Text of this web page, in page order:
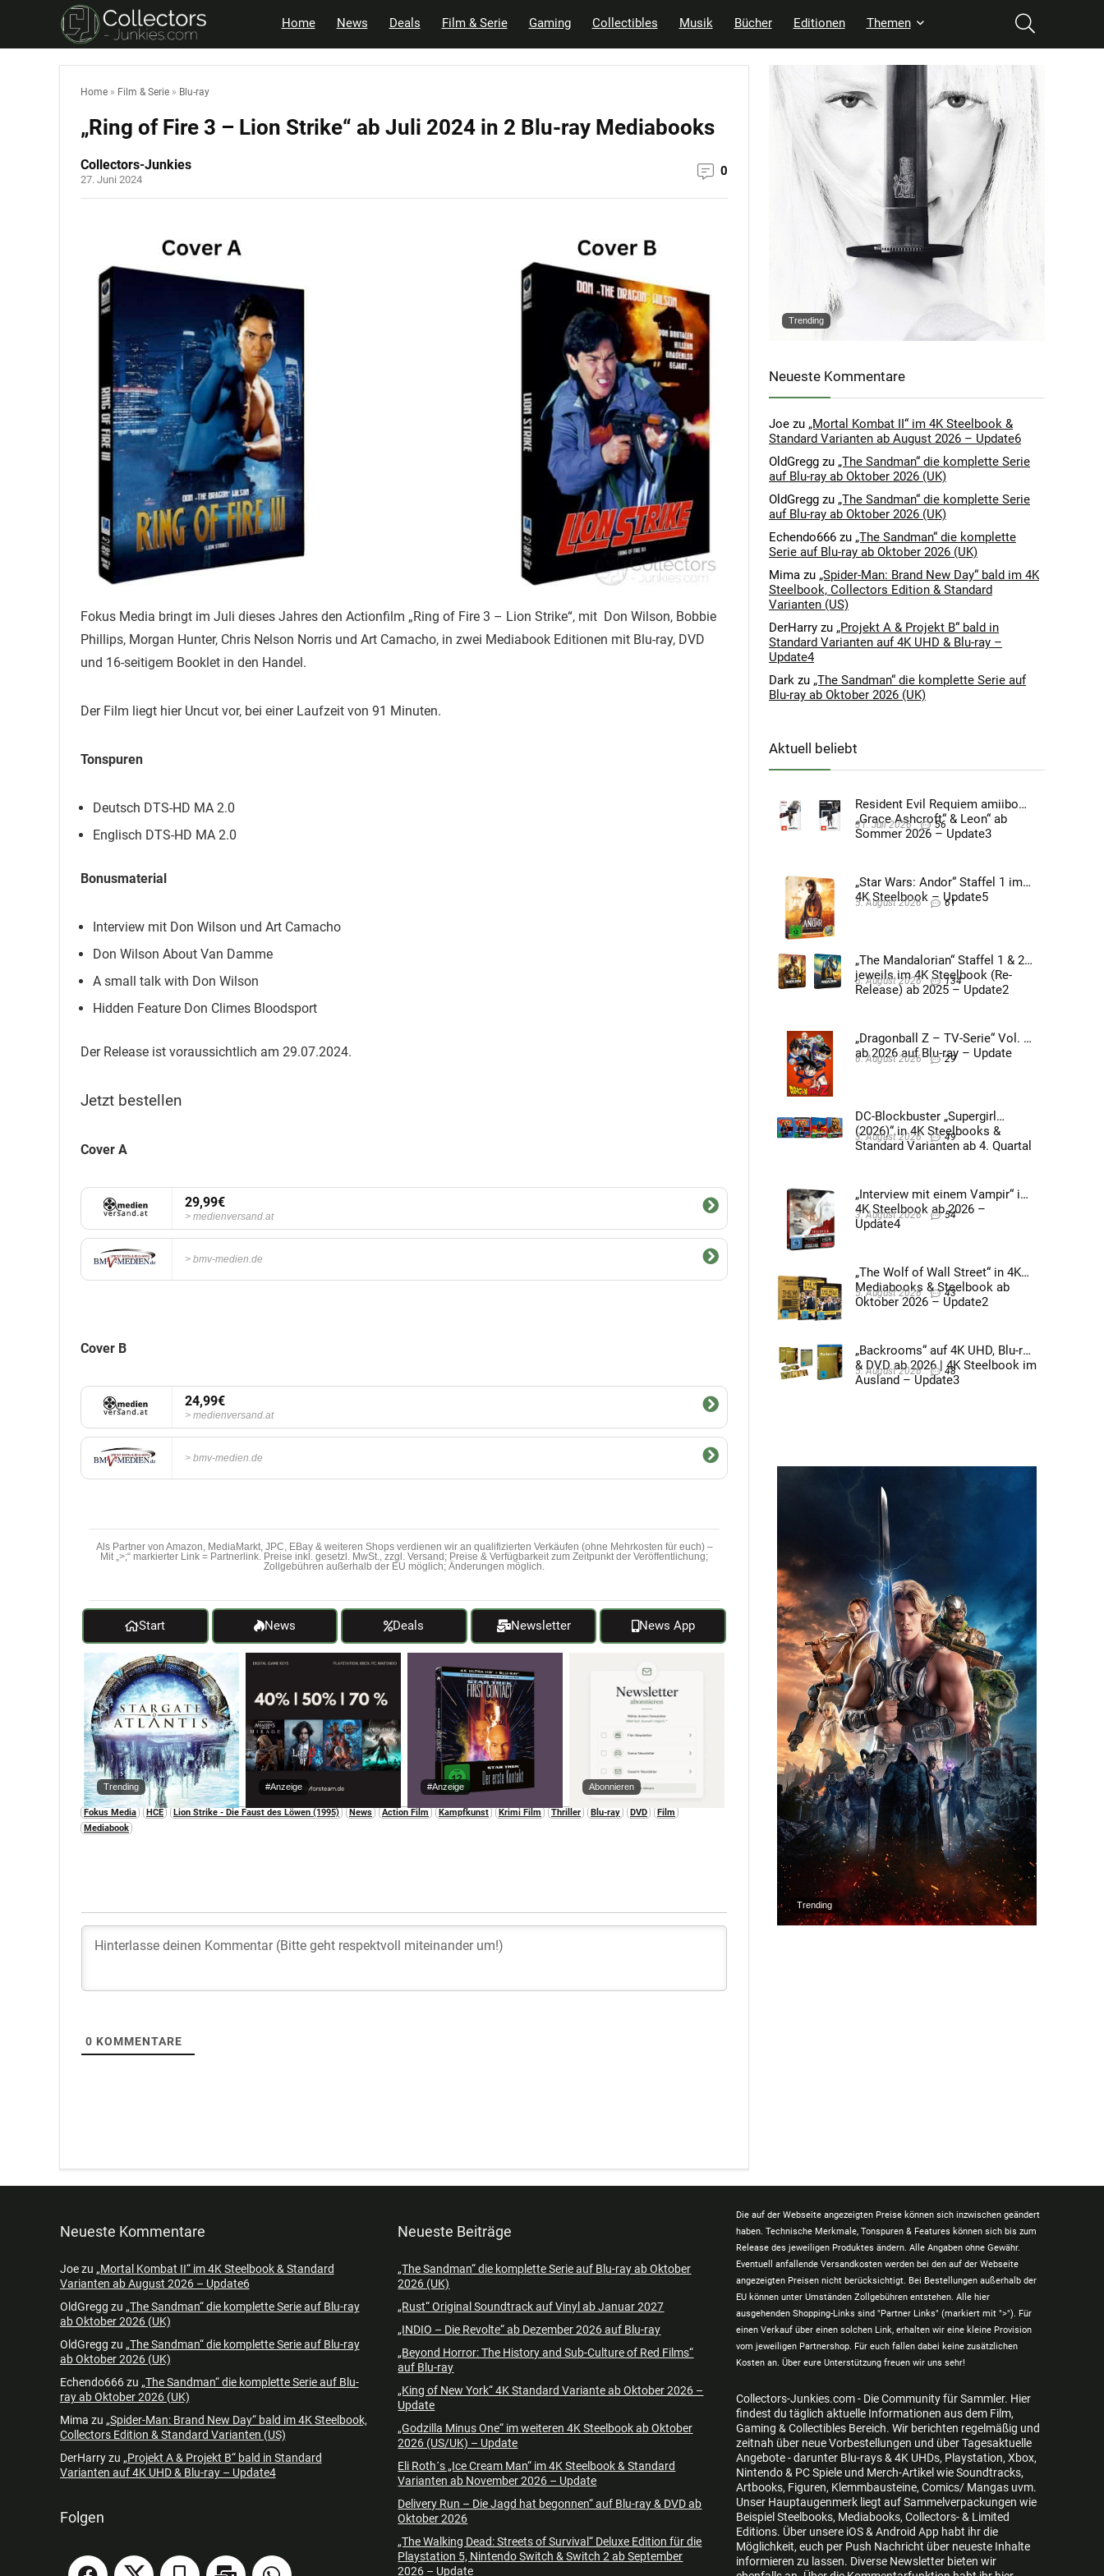
Home News Deals Film & Serie Gaming Collectibles Musik Bücher Editionen Themen
Home » Film & Serie » Blu-ray
„Ring of Fire 3 – Lion Strike“ ab Juli 2024 in 2 Blu-ray Mediabooks
Collectors-Junkies
27. Juni 2024
0
Fokus Media bringt im Juli dieses Jahres den Actionfilm „Ring of Fire 3 – Lion Strike“, mit Don Wilson, Bobbie
Phillips, Morgan Hunter, Chris Nelson Norris und Art Camacho, in zwei Mediabook Editionen mit Blu-ray, DVD
und 16-seitigem Booklet in den Handel.
Der Film liegt hier Uncut vor, bei einer Laufzeit von 91 Minuten.
Tonspuren
Deutsch DTS-HD MA 2.0
Englisch DTS-HD MA 2.0
Bonusmaterial
Interview mit Don Wilson und Art Camacho
Don Wilson About Van Damme
A small talk with Don Wilson
Hidden Feature Don Climes Bloodsport
Der Release ist voraussichtlich am 29.07.2024.
Jetzt bestellen
Cover A
29,99€
medienversand.at
bmv-medien.de
Cover B
24,99€
medienversand.at
bmv-medien.de
Als Partner von Amazon, MediaMarkt, JPC, EBay & weiteren Shops verdienen wir an qualifizierten Verkäufen (ohne Mehrkosten für euch) –
Mit „>;“ markierter Link = Partnerlink. Preise inkl. gesetzl. MwSt., zzgl. Versand; Preise & Verfügbarkeit zum Zeitpunkt der Veröffentlichung;
Zollgebühren außerhalb der EU möglich; Änderungen möglich.
Start News Deals Newsletter News App
Trending #Anzeige #Anzeige Abonnieren
Fokus Media HCE Lion Strike - Die Faust des Löwen (1995) News Action Film Kampfkunst Krimi Film Thriller Blu-ray DVD
Film
Mediabook
0 KOMMENTARE
Trending
Neueste Kommentare
Joe zu „Mortal Kombat II“ im 4K Steelbook &
Standard Varianten ab August 2026 – Update6
OldGregg zu „The Sandman“ die komplette Serie
auf Blu-ray ab Oktober 2026 (UK)
OldGregg zu „The Sandman“ die komplette Serie
auf Blu-ray ab Oktober 2026 (UK)
Echendo666 zu „The Sandman“ die komplette
Serie auf Blu-ray ab Oktober 2026 (UK)
Mima zu „Spider-Man: Brand New Day“ bald im 4K
Steelbook, Collectors Edition & Standard
Varianten (US)
DerHarry zu „Projekt A & Projekt B“ bald in
Standard Varianten auf 4K UHD & Blu-ray –
Update4
Dark zu „The Sandman“ die komplette Serie auf
Blu-ray ab Oktober 2026 (UK)
Aktuell beliebt
Resident Evil Requiem amiibo
„Grace Ashcroft“ & Leon“ ab
Sommer 2026 – Update3
31. Juli 2026 56
„Star Wars: Andor“ Staffel 1 im
4K Steelbook – Update5
5. August 2026 61
„The Mandalorian“ Staffel 1 & 2
jeweils im 4K Steelbook (Re-
Release) ab 2025 – Update2
5. August 2026 134
„Dragonball Z – TV-Serie“ Vol. 4
ab 2026 auf Blu-ray – Update
6. August 2026 29
DC-Blockbuster „Supergirl
(2026)“ in 4K Steelbooks &
Standard Varianten ab 4. Quartal
3. August 2026 49
„Interview mit einem Vampir“ im
4K Steelbook ab 2026 –
Update4
3. August 2026 54
„The Wolf of Wall Street“ in 4K
Mediabooks & Steelbook ab
Oktober 2026 – Update2
5. August 2026 43
„Backrooms“ auf 4K UHD, Blu-ray
& DVD ab 2026 | 4K Steelbook im
Ausland – Update3
5. August 2026 48
Trending
Neueste Kommentare
Joezu „Mortal Kombat II“ im 4K Steelbook & Standard
Varianten ab August 2026 – Update6
OldGregg zu „The Sandman“ die komplette Serie auf Blu-ray
ab Oktober 2026 (UK)
OldGregg zu „The Sandman“ die komplette Serie auf Blu-ray
ab Oktober 2026 (UK)
Echendo666zu „The Sandman“ die komplette Serie auf Blu-
ray ab Oktober 2026 (UK)
Mima zu „Spider-Man: Brand New Day“ bald im 4K Steelbook,
Collectors Edition & Standard Varianten (US)
DerHarryzu „Projekt A & Projekt B“ bald in Standard
Varianten auf 4K UHD & Blu-ray – Update4
Folgen
Neueste Beiträge
„The Sandman“ die komplette Serie auf Blu-ray ab Oktober
2026 (UK)
„Rust“ Original Soundtrack auf Vinyl ab Januar 2027
„INDIO – Die Revolte“ ab Dezember 2026 auf Blu-ray
„Beyond Horror: The History and Sub-Culture of Red Films“
auf Blu-ray
„King of New York“ 4K Standard Variante ab Oktober 2026 –
Update
„Godzilla Minus One“ im weiteren 4K Steelbook ab Oktober
2026 (US/UK) – Update
Eli Roth´s „Ice Cream Man“ im 4K Steelbook & Standard
Varianten ab November 2026 – Update
Delivery Run – Die Jagd hat begonnen“ auf Blu-ray & DVD ab
Oktober 2026
„The Walking Dead: Streets of Survival“ Deluxe Edition für die
Playstation 5, Nintendo Switch & Switch 2 ab September
2026 – Update
Die auf der Webseite angezeigten Preise können sich inzwischen geändert
haben. Technische Merkmale, Tonspuren & Features können sich bis zum
Release des jeweiligen Produktes ändern. Alle Angaben ohne Gewähr.
Eventuell anfallende Versandkosten werden bei den auf der Webseite
angezeigten Preisen nicht berücksichtigt. Bei Bestellungen außerhalb der
EU können unter Umständen Zollgebühren entstehen. Alle hier
ausgehenden Shopping-Links sind "Partner Links" (markiert mit ">"). Für
einen Verkauf über einen solchen Link, erhalten wir eine kleine Provision
vom jeweiligen Partnershop. Für euch fallen dabei keine zusätzlichen
Kosten an. Über eure Unterstützung freuen wir uns sehr!
Collectors-Junkies.com - Die Community für Sammler. Hier
findest du täglich aktuelle Informationen aus dem Film,
Gaming & Collectibles Bereich. Wir berichten regelmäßig und
zeitnah über neue Vorbestellungen und über Tagesaktuelle
Angebote - darunter Blu-rays & 4K UHDs, Playstation, Xbox,
Nintendo & PC Spiele und Merch-Artikel wie Soundtracks,
Artbooks, Figuren, Klemmbausteine, Comics/ Mangas uvm.
Unser Hauptaugenmerk liegt auf Sammelverpackungen wie
Beispiel Steelbooks, Mediabooks, Collectors- & Limited
Editions. Über unsere iOS & Android App habt ihr die
Möglichkeit, euch per Push Nachricht über neueste Inhalte
informieren zu lassen. Diverse Newsletter bieten wir